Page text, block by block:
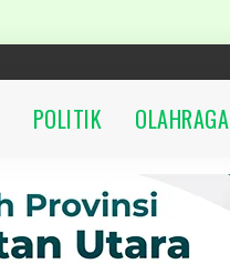
POLITIK OLAHRAGA